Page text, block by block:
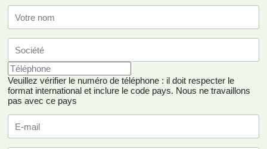
Veuillez vérifier le numéro de téléphone : il doit respecter le
format international et inclure le code pays. Nous ne travaillons
pas avec ce pays